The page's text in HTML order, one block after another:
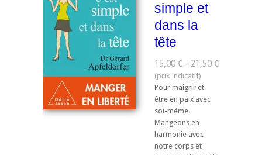
simple et
dans la
tête
15,00 € - 21,50 €
Pour maigrir et
être en paix avec
soi-même.
Mangeons en
harmonie avec
notre corps et